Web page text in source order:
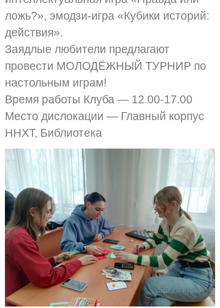
ложь?», эмодзи-игра «Кубики историй:
действия».
Заядлые любители предлагают
провести МОЛОДЁЖНЫЙ ТУРНИР по
настольным играм!
Время работы Клуба — 12.00-17.00
Место дислокации — Главный корпус
ННХТ, Библиотека